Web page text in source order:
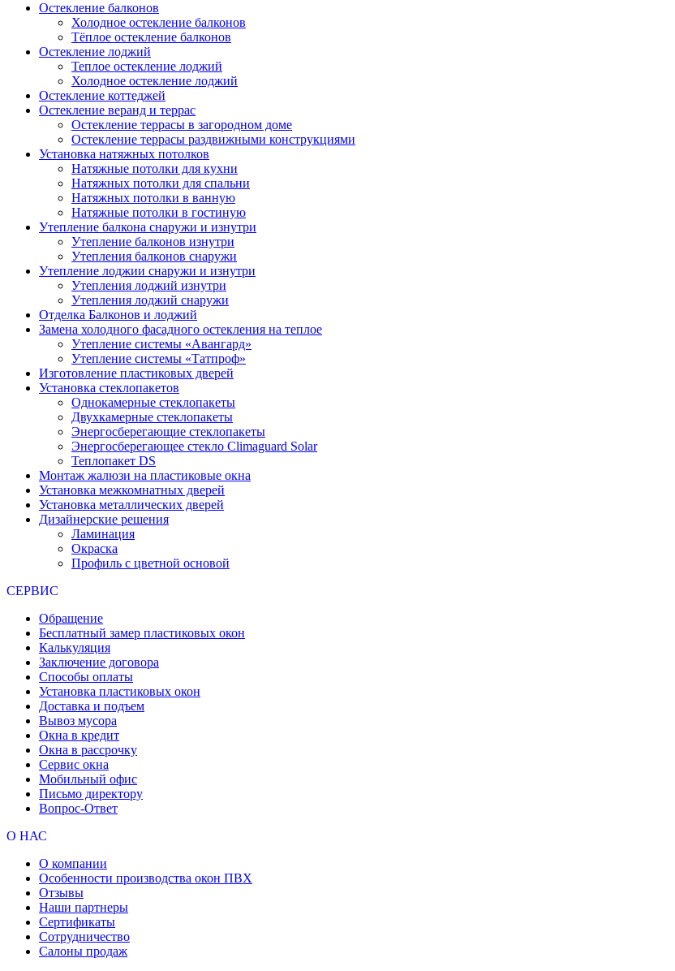
Остекление балконов
Холодное остекление балконов
Тёплое остекление балконов
Остекление лоджий
Теплое остекление лоджий
Холодное остекление лоджий
Остекление коттеджей
Остекление веранд и террас
Остекление террасы в загородном доме
Остекление террасы раздвижными конструкциями
Установка натяжных потолков
Натяжные потолки для кухни
Натяжных потолки для спальни
Натяжных потолки в ванную
Натяжные потолки в гостиную
Утепление балкона снаружи и изнутри
Утепление балконов изнутри
Утепления балконов снаружи
Утепление лоджии снаружи и изнутри
Утепления лоджий изнутри
Утепления лоджий снаружи
Отделка Балконов и лоджий
Замена холодного фасадного остекления на теплое
Утепление системы «Авангард»
Утепление системы «Татпроф»
Изготовление пластиковых дверей
Установка стеклопакетов
Однокамерные стеклопакеты
Двухкамерные стеклопакеты
Энергосберегающие стеклопакеты
Энергосберегающее стекло Climaguard Solar
Теплопакет DS
Монтаж жалюзи на пластиковые окна
Установка межкомнатных дверей
Установка металлических дверей
Дизайнерские решения
Ламинация
Окраска
Профиль с цветной основой
СЕРВИС
Обращение
Бесплатный замер пластиковых окон
Калькуляция
Заключение договора
Способы оплаты
Установка пластиковых окон
Доставка и подъем
Вывоз мусора
Окна в кредит
Окна в рассрочку
Сервис окна
Мобильный офис
Письмо директору
Вопрос-Ответ
О НАС
О компании
Особенности производства окон ПВХ
Отзывы
Наши партнеры
Сертификаты
Сотрудничество
Салоны продаж